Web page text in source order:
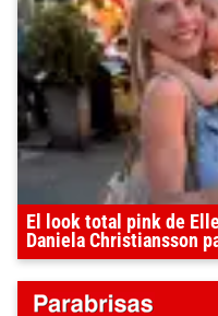
El look total pink de
Daniela Christiansson